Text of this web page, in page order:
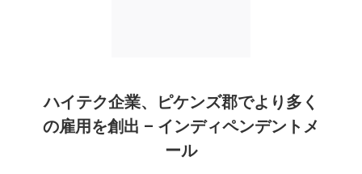
ハイテク企業、ピケンズ郡でより多く
の雇用を創出 – インディペンデントメ
ール